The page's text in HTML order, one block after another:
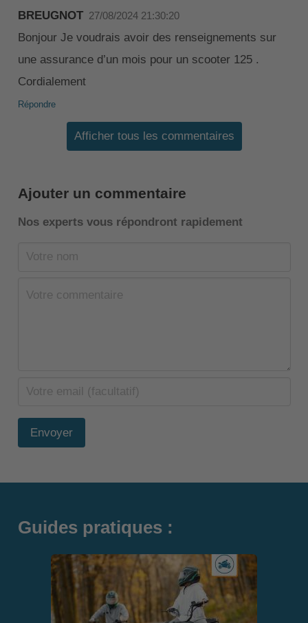
BREUGNOT 27/08/2024 21:30:20
Bonjour Je voudrais avoir des renseignements sur
une assurance d’un mois pour un scooter 125 .
Cordialement
Répondre
Afficher tous les commentaires
Ajouter un commentaire
Nos experts vous répondront rapidement
Envoyer
Guides pratiques :